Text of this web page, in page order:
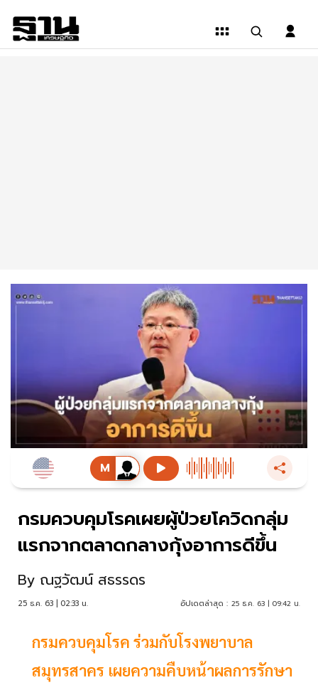
กรมควบคุมโรคเผยผู้ป่วยโควิดกลุ่ม
แรกจากตลาดกลางกุ้งอาการดีขึ้น
By ณฐวัฒน์ สธรรดร
25 ธ.ค. 63 | 02:33 น. อัปเดตล่าสุด : 25 ธ.ค. 63 | 09:42 น.
กรมควบคุมโรค ร่วมกับโรงพยาบาล
สมุทรสาคร เผยความคืบหน้าผลการรักษา